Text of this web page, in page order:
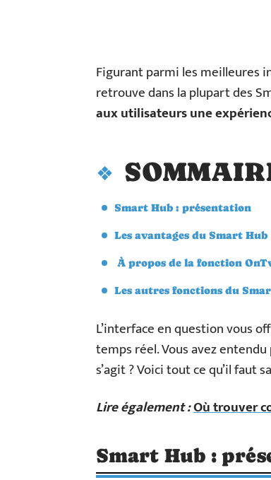
Figurant parmi les meilleures
retrouve dans la plupart des
aux utilisateurs une
Smart Hub : présentation
Les avantages du Smart Hub
À propos de la fonction
Les autres fonctions du
L’interface en question vous
temps réel. Vous avez
s’agit ? Voici tout ce qu’il faut
Lire également :Où trouver
Smart Hub :